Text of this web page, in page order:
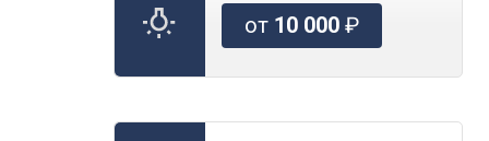
от 10 000₽